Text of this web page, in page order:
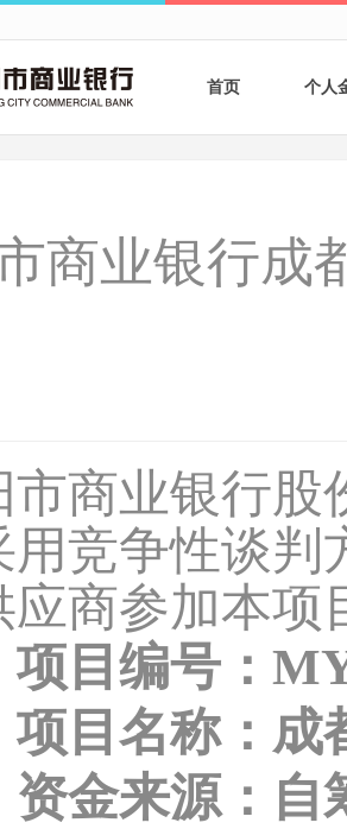
首页 个人
银
商业银行成
市商业银行股
用竞争性谈判
应商参加本项
项目编号：
项目名称：成
资金来源：自